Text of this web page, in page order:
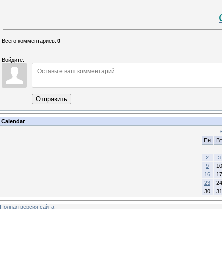
Всего комментариев: 0
Войдите:
Отправить
Calendar
«
Пн
Вт
2
3
9
10
16
17
23
24
30
31
Полная версия сайта